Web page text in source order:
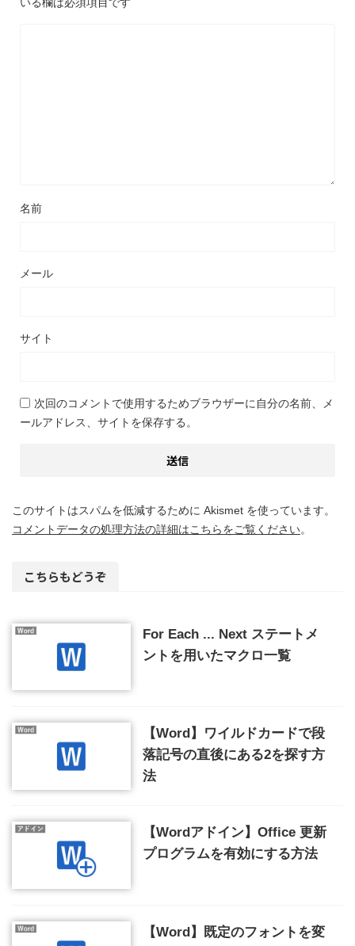
名前
メール
サイト
次回のコメントで使用するためブラウザーに自分の名前、メ
ールアドレス、サイトを保存する。
このサイトはスパムを低減するために Akismet を使っています。
コメントデータの処理方法の詳細はこちらをご覧ください。
こちらもどうぞ
For Each ... Next ステートメ
ントを用いたマクロ一覧
【Word】ワイルドカードで段
落記号の直後にある2を探す方
法
【Wordアドイン】Office 更新
プログラムを有効にする方法
【Word】既定のフォントを変